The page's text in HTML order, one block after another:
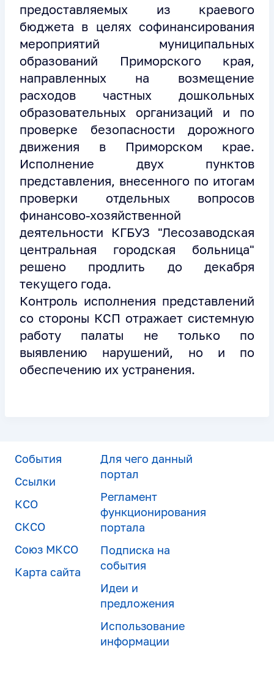
предоставляемых из краевого
бюджета в целях софинансирования
мероприятий муниципальных
образований Приморского края,
направленных на возмещение
расходов частных дошкольных
образовательных организаций и по
проверке безопасности дорожного
движения в Приморском крае.
Исполнение двух пунктов
представления, внесенного по итогам
проверки отдельных вопросов
финансово-хозяйственной
деятельности КГБУЗ "Лесозаводская
центральная городская больница"
решено продлить до декабря
текущего года.
Контроль исполнения представлений
со стороны КСП отражает системную
работу палаты не только по
выявлению нарушений, но и по
обеспечению их устранения.
События
Ссылки
КСО
СКСО
Союз МКСО
Карта сайта
Для чего данный
портал
Регламент
функционирования
портала
Подписка на
события
Идеи и
предложения
Использование
информации